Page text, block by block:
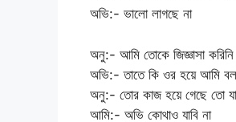
অভি:- ভালো লাগছে না
অনু:- আমি তোকে জিজ্ঞাসা করিনি
অভি:- তাতে কি ওর হয়ে আমি
অনু:- তোর কাজ হয়ে গেছে তো
আমি:- অভি কোথাও যাবি না